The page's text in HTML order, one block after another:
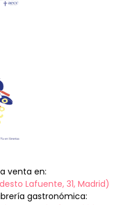
venta en:
Lafuente, 31, Madrid)
gastronómica: